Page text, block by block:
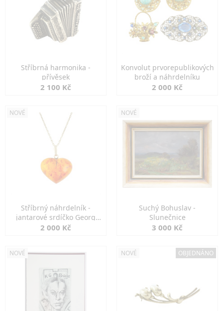
Stříbrná harmonika -
přívěsek
2 100 Kč
Konvolut prvorepublikových
broží a náhrdelníku
2 000 Kč
NOVÉ
Stříbrný náhrdelník -
jantarové srdíčko Georg
Kramer
2 000 Kč
NOVÉ
Suchý Bohuslav -
Slunečnice
3 000 Kč
NOVÉ NOVÉ OBJEDNÁNO